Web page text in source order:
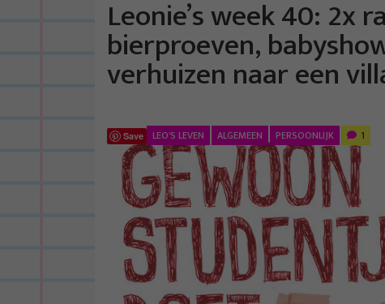
Leonie’s week 40: 2x
bierproeven,
verhuizen naar een
Save LEO'S LEVEN ALGEMEEN PERSOONLIJK 1